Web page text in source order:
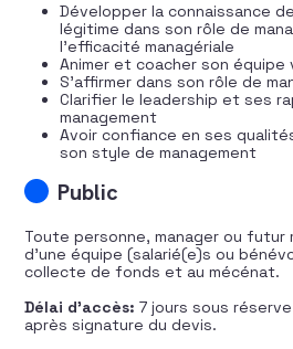
Développer la connaissance
légitime dans son rôle de
l’efficacité managériale
Animer et coacher son
S’affirmer dans son rôle de
Clarifier le leadership et ses
management
Avoir confiance en ses
son style de management
Public
Toute personne, manager ou futur
d’une équipe (salarié(e)s ou
collecte de fonds et au mécénat.
Délai d’accès: 7 jours sous
après signature du devis.